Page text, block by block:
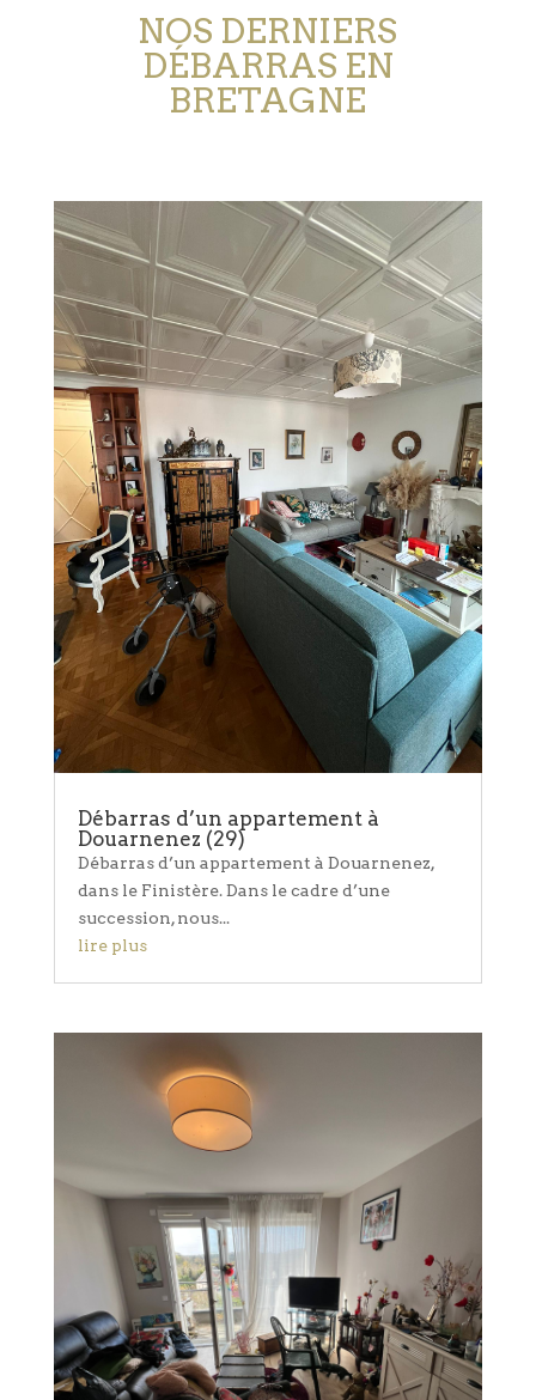
NOS DERNIERS
DÉBARRAS EN
BRETAGNE
Débarras d’un appartement à
Douarnenez (29)
Débarras d’un appartement à Douarnenez,
dans le Finistère. Dans le cadre d’une
succession, nous...
lire plus